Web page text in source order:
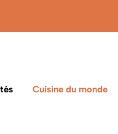
Cuisine du monde